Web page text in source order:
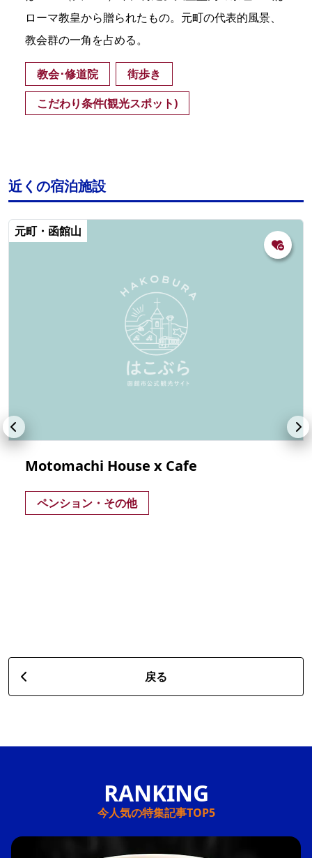
ローマ教皇から贈られたもの。元町の代表的風景、
教会群の一角を占める。
教会･修道院
街歩き
こだわり条件(観光スポット)
近くの宿泊施設
元町・函館山
Motomachi House x Cafe
ペンション・その他
戻る
今人気の特集記事TOP5